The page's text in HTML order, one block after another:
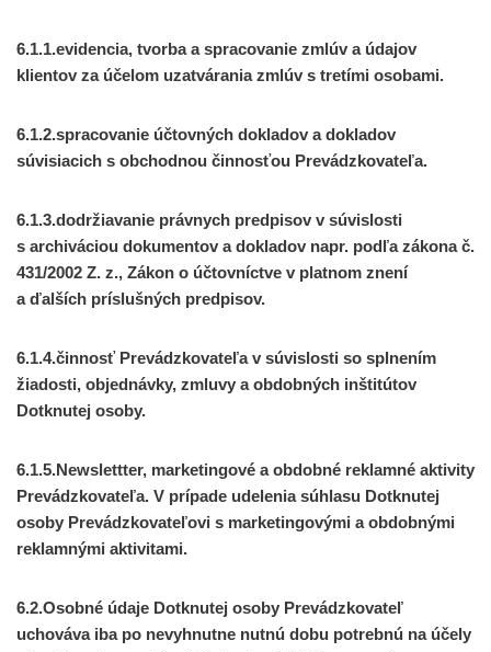
6.1.1.evidencia, tvorba a spracovanie zmlúv a údajov
klientov za účelom uzatvárania zmlúv s tretími osobami.
6.1.2.spracovanie účtovných dokladov a dokladov
súvisiacich s obchodnou činnosťou Prevádzkovateľa.
6.1.3.dodržiavanie právnych predpisov v súvislosti
s archiváciou dokumentov a dokladov napr. podľa zákona č.
431/2002 Z. z., Zákon o účtovníctve v platnom znení
a ďalších príslušných predpisov.
6.1.4.činnosť Prevádzkovateľa v súvislosti so splnením
žiadosti, objednávky, zmluvy a obdobných inštitútov
Dotknutej osoby.
6.1.5.Newslettter, marketingové a obdobné reklamné aktivity
Prevádzkovateľa. V prípade udelenia súhlasu Dotknutej
osoby Prevádzkovateľovi s marketingovými a obdobnými
reklamnými aktivitami.
6.2.Osobné údaje Dotknutej osoby Prevádzkovateľ
uchováva iba po nevyhnutne nutnú dobu potrebnú na účely